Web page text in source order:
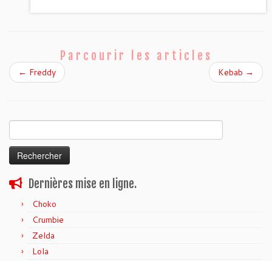
Parcourir les articles
← Freddy Kebab →
Dernières mise en ligne.
Choko
Crumbie
Zelda
Lola